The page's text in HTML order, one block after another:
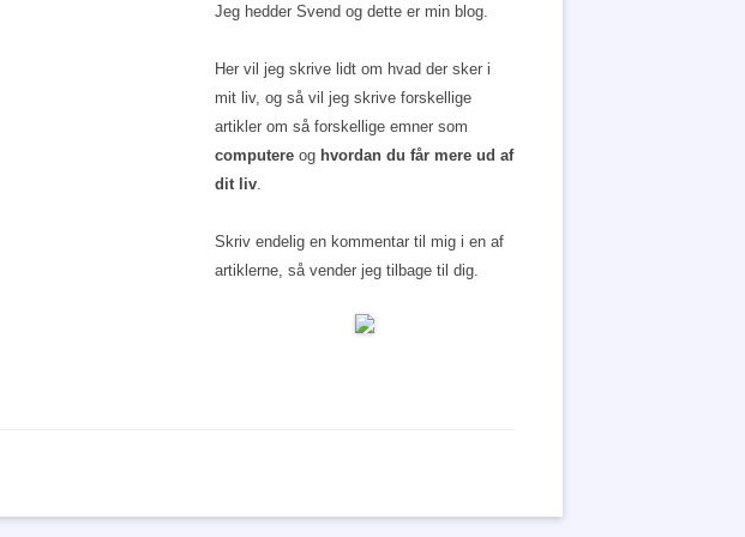
Jeg hedder Svend og dette er min blog.
Her vil jeg skrive lidt om hvad der sker i
mit liv, og så vil jeg skrive forskellige
artikler om så forskellige emner som
computere og hvordan du får mere ud af
dit liv
Skriv endelig en kommentar til mig i en af
artiklerne, så vender jeg tilbage til dig.